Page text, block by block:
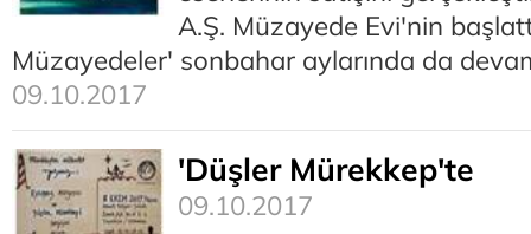
A.Ş. Müzayede Evi'nin
Müzayedeler' sonbahar aylarında da
09.10.2017
'Düşler Mürekkep'te
09.10.2017